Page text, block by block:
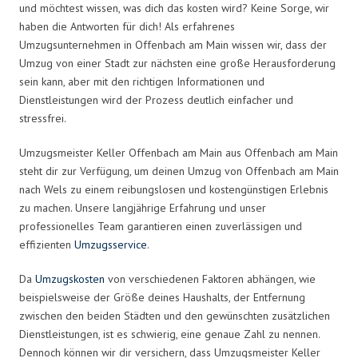
und möchtest wissen, was dich das kosten wird? Keine Sorge, wir
haben die Antworten für dich! Als erfahrenes
Umzugsunternehmen in Offenbach am Main wissen wir, dass der
Umzug von einer Stadt zur nächsten eine große Herausforderung
sein kann, aber mit den richtigen Informationen und
Dienstleistungen wird der Prozess deutlich einfacher und
stressfrei.
Umzugsmeister Keller Offenbach am Main aus Offenbach am Main
steht dir zur Verfügung, um deinen Umzug von Offenbach am Main
nach Wels zu einem reibungslosen und kostengünstigen Erlebnis
zu machen. Unsere langjährige Erfahrung und unser
professionelles Team garantieren einen zuverlässigen und
effizienten Umzugsservice.
Da Umzugskosten von verschiedenen Faktoren abhängen, wie
beispielsweise der Größe deines Haushalts, der Entfernung
zwischen den beiden Städten und den gewünschten zusätzlichen
Dienstleistungen, ist es schwierig, eine genaue Zahl zu nennen.
Dennoch können wir dir versichern, dass Umzugsmeister Keller